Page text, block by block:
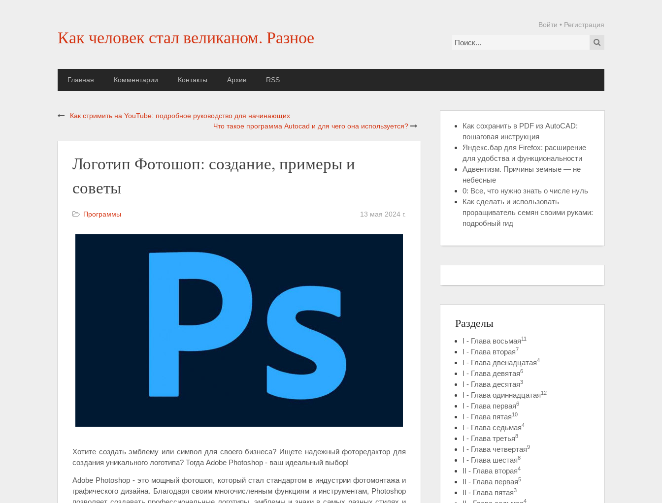
Как человек стал великаном. Разное
Войти • Регистрация
Главная Комментарии Контакты Архив RSS
Как стримить на YouTube: подробное руководство для начинающих
Что такое программа Autocad и для чего она используется?
Логотип Фотошоп: создание, примеры и
советы
Программы 13 мая 2024 г.
Хотите создать эмблему или символ для своего бизнеса? Ищете надежный фоторедактор для
создания уникального логотипа? Тогда Adobe Photoshop - ваш идеальный выбор!
Adobe Photoshop - это мощный фотошоп, который стал стандартом в индустрии фотомонтажа и
графического дизайна. Благодаря своим многочисленным функциям и инструментам, Photoshop
Как сохранить в PDF из AutoCAD:
пошаговая инструкция
Яндекс.бар для Firefox: расширение
для удобства и функциональности
Адвентизм. Причины земные — не
небесные
0: Все, что нужно знать о числе нуль
Как сделать и использовать
проращиватель семян своими руками:
подробный гид
Разделы
I - Глава восьмая11
I - Глава вторая7
I - Глава двенадцатая4
I - Глава девятая6
I - Глава десятая3
I - Глава одиннадцатая12
I - Глава первая6
I - Глава пятая10
I - Глава седьмая4
I - Глава третья8
I - Глава четвертая9
I - Глава шестая8
II - Глава вторая4
II - Глава первая5
II - Глава пятая3
4